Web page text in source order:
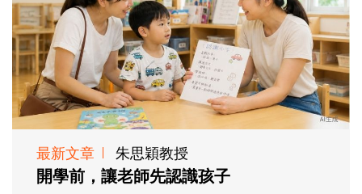
最新文章 朱思穎教授
開學前，讓老師先認識孩子